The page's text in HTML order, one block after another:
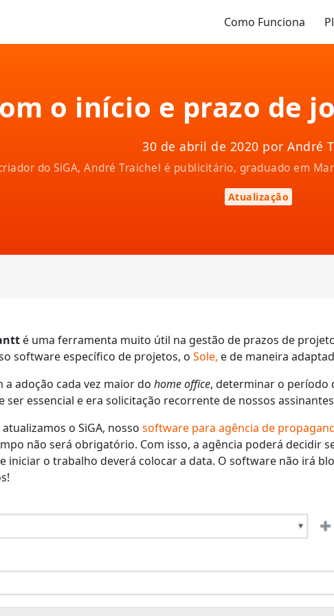
Como Funciona
o início e prazo de
30 de abril de 2020 por André
do SiGA, André Traichel é publicitário, graduado em
Atualização
é uma ferramenta muito útil na gestão de prazos de
software específico de projetos, o Sole, e de maneira
a adoção cada vez maior do home office, determinar o período
ser essencial e era solicitação recorrente de nossos
o SiGA, nosso software para agência de
não será obrigatório. Com isso, a agência poderá decidir
iniciar o trabalho deverá colocar a data. O software não irá